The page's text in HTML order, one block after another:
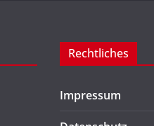
Rechtliches
Impressum